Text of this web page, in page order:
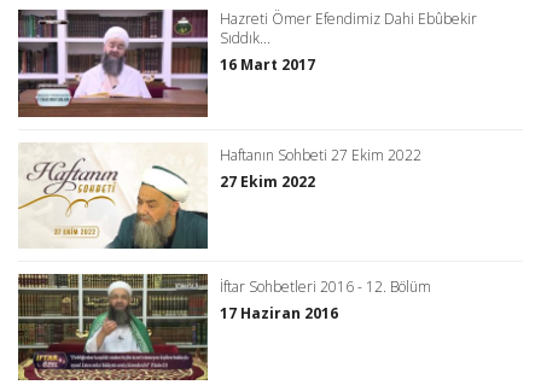
Hazreti Ömer Efendimiz Dahi Ebûbekir
Sıddık...
16 Mart 2017
Haftanın Sohbeti 27 Ekim 2022
27 Ekim 2022
İftar Sohbetleri 2016 - 12. Bölüm
17 Haziran 2016